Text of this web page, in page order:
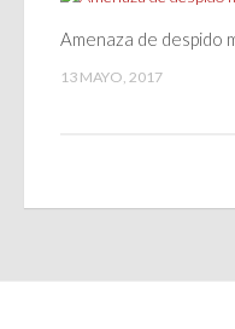
Amenaza de despido
13 MAYO, 2017